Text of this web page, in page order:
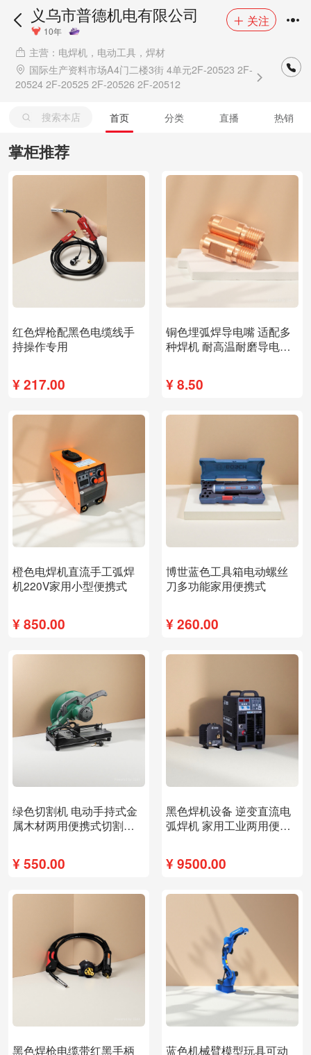
义乌市普德机电有限公司
10年
关注
主营：电焊机，电动工具，焊材
20524 2F-20525 2F-20526 2F-20512
搜索本店 首页 分类 直播 热销
掌柜推荐
红色焊枪配黑色电缆线手
持操作专用
¥217.00
铜色埋弧焊导电嘴 适配多
种焊机 耐高温耐磨导电性
¥8.50
橙色电焊机直流手工弧焊
机220V家用小型便携式
¥850.00
博世蓝色工具箱电动螺丝
刀多功能家用便携式
¥260.00
绿色切割机 电动手持式金
属木材两用便携式切割工
¥550.00
黑色焊机设备 逆变直流电
弧焊机 家用工业两用便携
¥9500.00
黑色焊枪电缆带红黑手柄
蓝色机械臂模型玩具可动